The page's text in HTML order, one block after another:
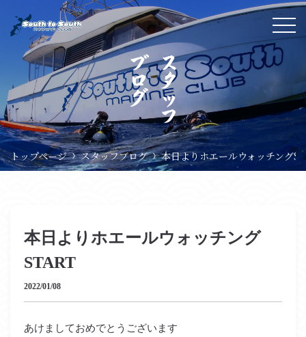
スタ
ッ
フ
ブログ
トップページ スタッフブログ 本日よりホエールウォッチング
本日よりホエールウォッチング
START
2022/01/08
あけましておめでとうございます